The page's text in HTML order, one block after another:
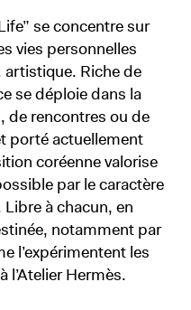
se concentre sur
vies personnelles
artistique. Riche de
se déploie dans la
de rencontres ou de
porté actuellement
coréenne valorise
par le caractère
à chacun, en
notamment par
l’expérimentent les
l’Atelier Hermès.